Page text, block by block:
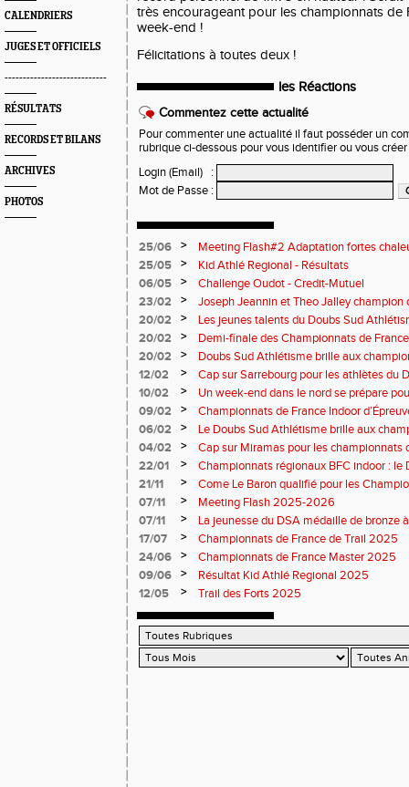
CALENDRIERS
JUGES ET OFFICIELS
----------------------------
RÉSULTATS
RECORDS ET BILANS
ARCHIVES
PHOTOS
très encourageant pour les championnats de
week-end !
Félicitations à toutes deux !
les Réactions
Commentez cette actualité
Pour commenter une actualité il faut posséder un
rubrique ci-dessous pour vous identifier ou vous
Login (Email)
:
Mot de Passe :
25/06 >
Meeting Flash#2 Adaptation fortes
25/05
>
Kid Athlé Regional - Résultats
06/05
>
Challenge Oudot - Credit-Mutuel
23/02
>
Joseph Jeannin et Theo Jalley champion
DSA en grande forme pour le Jour-J
20/02 >
Les jeunes talents du Doubs Sud
championnats de France
20/02 >
Demi-finale des Championnats de
Sud Athlétisme à Sarrebourg
20/02 >
Doubs Sud Athlétisme brille aux
Nationaux et masters en salle
12/02 >
Cap sur Sarrebourg pour les athlètes du
10/02
>
Un week-end dans le nord se prépare
09/02
>
Championnats de France Indoor
Marche
06/02 >
Le Doubs Sud Athlétisme brille aux
cross à Vesoul
04/02 >
Cap sur Miramas pour les championnats
Athlétisme bien représenté
22/01 >
Championnats régionaux BFC indoor : le
brille sur tous les fronts
21/11 >
Come Le Baron qualifié pour les
07/11
>
Meeting Flash 2025-2026
07/11
>
La jeunesse du DSA médaille de bronze
17/07
>
Championnats de France de Trail 2025
24/06
>
Championnats de France Master 2025
09/06
>
Résultat Kid Athlé Regional 2025
12/05
> Trail des Forts 2025